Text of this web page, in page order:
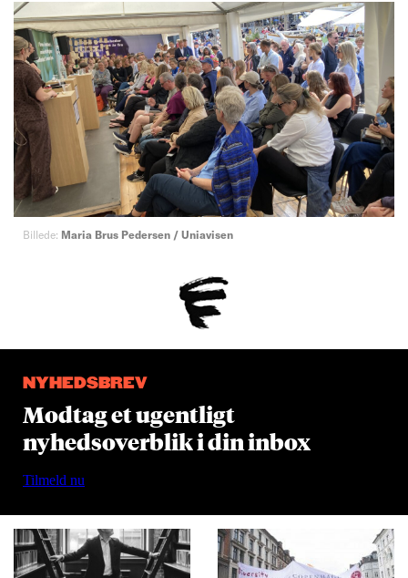
Billede: Maria Brus Pedersen / Uniavisen
NYHEDSBREV
Modtag et ugentligt
nyhedsoverblik i din inbox
Tilmeld nu